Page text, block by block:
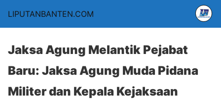
LIPUTANBANTEN.COM
Jaksa Agung Melantik Pejabat
Baru: Jaksa Agung Muda Pidana
Militer dan Kepala Kejaksaan